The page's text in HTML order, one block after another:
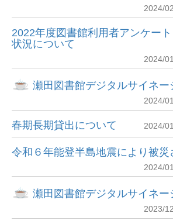
2024/
2022年度図書館利用者アンケー
状況について
2024/
瀬田図書館デジタルサイネー
2024/
春期長期貸出について 2024/
令和６年能登半島地震により被災
2024/
瀬田図書館デジタルサイネー
2023/